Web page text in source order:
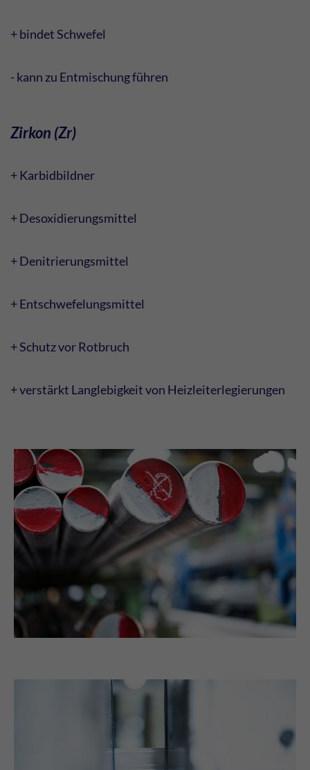
+ bindet Schwefel
- kann zu Entmischung führen
Zirkon (Zr)
+ Karbidbildner
+ Desoxidierungsmittel
+ Denitrierungsmittel
+ Entschwefelungsmittel
+ Schutz vor Rotbruch
+ verstärkt Langlebigkeit von Heizleiterlegierungen